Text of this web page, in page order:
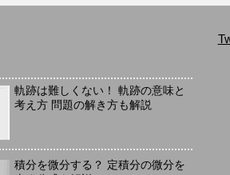
軌跡は難しくない！ 軌跡の意味と
考え方 問題の解き方も解説
積分を微分する？ 定積分の微分を